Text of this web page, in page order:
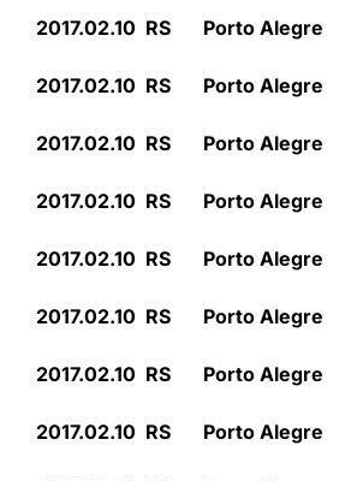
2017.02.10 RS Porto Alegre
2017.02.10 RS Porto Alegre
2017.02.10 RS Porto Alegre
2017.02.10 RS Porto Alegre
2017.02.10 RS Porto Alegre
2017.02.10 RS Porto Alegre
2017.02.10 RS Porto Alegre
2017.02.10 RS Porto Alegre